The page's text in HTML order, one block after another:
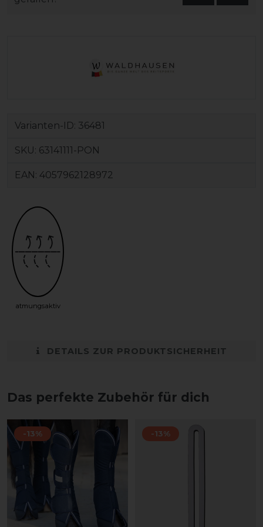
Varianten-ID: 36481
SKU: 63141111-PON
EAN: 4057962128972
atmungsaktiv
DETAILS ZUR PRODUKTSICHERHEIT
Das perfekte Zubehör für dich
-13% -13%